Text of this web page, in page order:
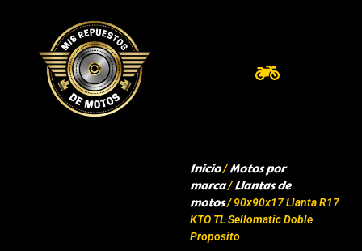
Inicio/Motos por
marca/Llantas de
motos/ 90x90x17 Llanta R17
KTO TL Sellomatic Doble
Proposito